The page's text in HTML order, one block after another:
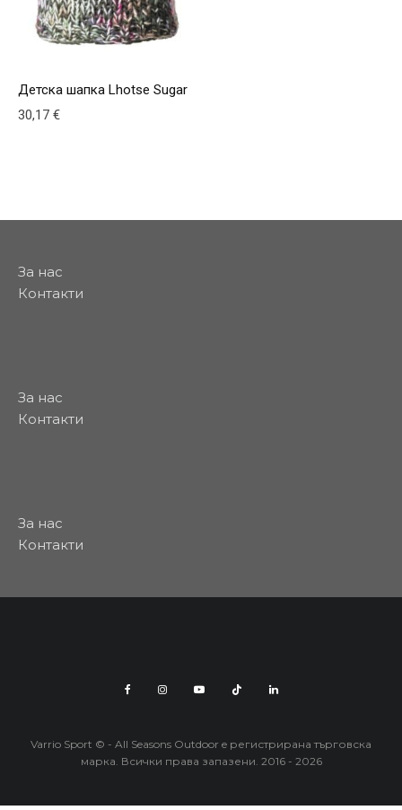
Детска шапка Lhotse Sugar
30,17 €
За нас
Контакти
За нас
Контакти
За нас
Контакти
Varrio Sport © - All Seasons Outdoor e регистрирана търговска
марка. Всички права запазени. 2016 - 2026